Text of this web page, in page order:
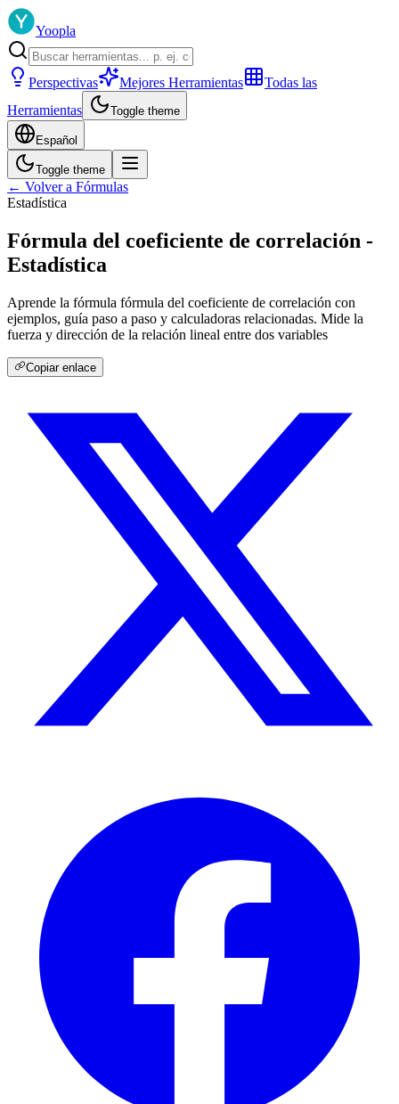
Yoopla
Perspectivas Mejores Herramientas
Todas las
Herramientas
Toggle theme
Español
Toggle theme
← Volver a Fórmulas
Estadística
Fórmula del coeficiente de correlación -
Estadística
Aprende la fórmula fórmula del coeficiente de correlación con
ejemplos, guía paso a paso y calculadoras relacionadas. Mide la
fuerza y dirección de la relación lineal entre dos variables
Copiar enlace